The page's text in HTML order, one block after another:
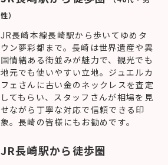
性）
JR長崎本線長崎駅から歩いてゆめタ
ウン夢彩都まで。長崎は世界遺産や異
国情緒ある街並みが魅力で、観光でも
地元でも使いやすい立地。ジュエルカ
フェさんに古い金のネックレスを査定
してもらい、スタッフさんが相場を見
せながら丁寧な対応で信頼できる印
象。長崎の皆様にもお勧めです。
JR長崎駅から徒歩圏